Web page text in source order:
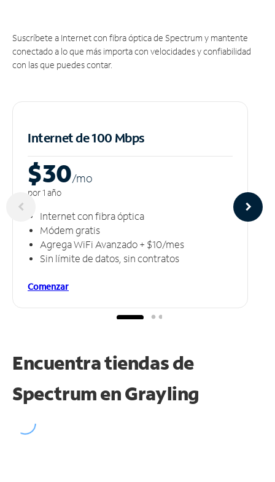
Suscríbete a Internet con fibra óptica de Spectrum y mantente
conectado a lo que más importa con velocidades y confiabilidad
con las que puedes contar.
Internet de 100 Mbps
$30/mo
por 1 año
Internet con fibra óptica
Módem gratis
Agrega WiFi Avanzado + $10/mes
Sin límite de datos, sin contratos
Comenzar
Encuentra tiendas de
Spectrum enGrayling